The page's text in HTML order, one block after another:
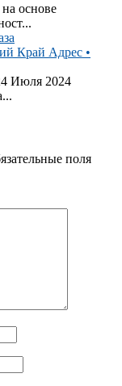
основе
Край Адрес •
Июля 2024
поля